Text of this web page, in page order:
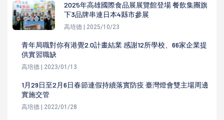
2025年高雄國際食品展展覽館登場 餐飲集團旗
下3品牌串連日本4縣市參展
高培德 | 2025/10/23
青年局職對你有港覺2.0計畫結業 感謝12所學校、66家企業提
供實習職缺
高培德 | 2023/01/13
1月29日至2月6日春節連假持續落實防疫 臺灣燈會雙主場周邊
實施交管
高培德 | 2022/01/28